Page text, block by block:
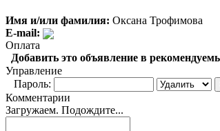
Имя и/или фамилия: Оксана Трофимова
E-mail:
Оплата
Добавить это объявление в
Управление
Пароль:
Комментарии
Загружаем. Подождите...